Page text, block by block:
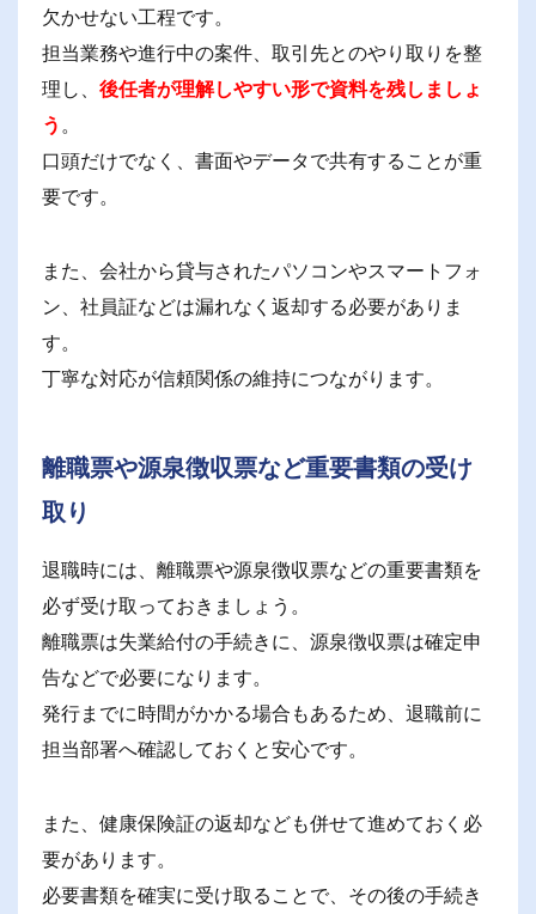
欠かせない工程です。
担当業務や進行中の案件、取引先とのやり取りを整
理し、 後任者が理解しやすい形で資料を残しましょ
う。
口頭だけでなく、書面やデータで共有することが重
要です。
また、会社から貸与されたパソコンやスマートフォ
ン、社員証などは漏れなく返却する必要がありま
す。
丁寧な対応が信頼関係の維持につながります。
離職票や源泉徴収票など重要書類の受け
取り
退職時には、離職票や源泉徴収票などの重要書類を
必ず受け取っておきましょう。
離職票は失業給付の手続きに、源泉徴収票は確定申
告などで必要になります。
発行までに時間がかかる場合もあるため、退職前に
担当部署へ確認しておくと安心です。
また、健康保険証の返却なども併せて進めておく必
要があります。
必要書類を確実に受け取ることで、その後の手続き